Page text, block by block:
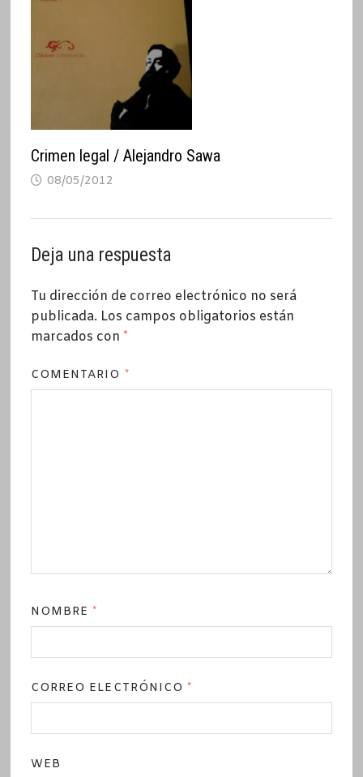
Crimen legal / Alejandro Sawa
08/05/2012
Deja una respuesta
Tu dirección de correo electrónico no será
publicada. Los campos obligatorios están
marcados con *
COMENTARIO *
NOMBRE*
CORREO ELECTRÓNICO*
WEB